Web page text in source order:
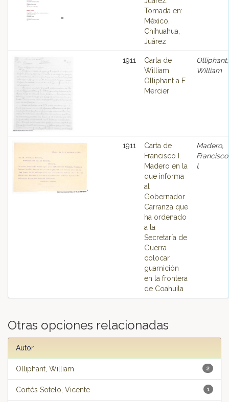
Tomada en:
México,
Chihuahua,
Juárez
1911
Carta de
William
Olliphant a F.
Mercier
Olliphant,
William
1911
Carta de
Francisco I.
Madero en la
que informa
al
Gobernador
Carranza que
ha ordenado
a la
Secretaría de
Guerra
colocar
guarnición
en la frontera
de Coahuila
Madero,
Francisco
I.
Otras opciones relacionadas
Autor
2
Olliphant, William
1
Cortés Sotelo, Vicente